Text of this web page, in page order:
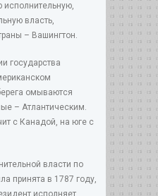
исполнительную,
власть,
– Вашингтон.
государства
омываются
– Атлантическим.
с Канадой, на юге с
власти по
принята в 1787 году,
исполняет